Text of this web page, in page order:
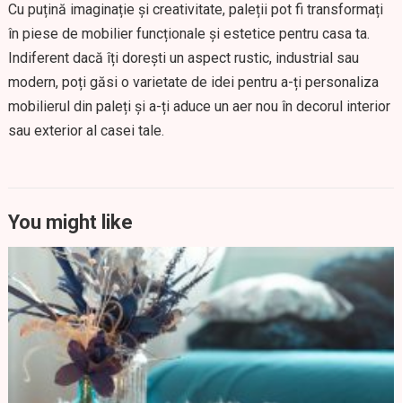
Cu puțină imaginație și creativitate, paleții pot fi transformați
în piese de mobilier funcționale și estetice pentru casa ta.
Indiferent dacă îți dorești un aspect rustic, industrial sau
modern, poți găsi o varietate de idei pentru a-ți personaliza
mobilierul din paleți și a-ți aduce un aer nou în decorul interior
sau exterior al casei tale.
You might like